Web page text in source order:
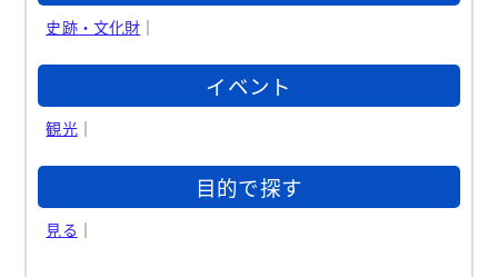
史跡・文化財 ｜
イベント
観光｜
目的で探す
見る ｜